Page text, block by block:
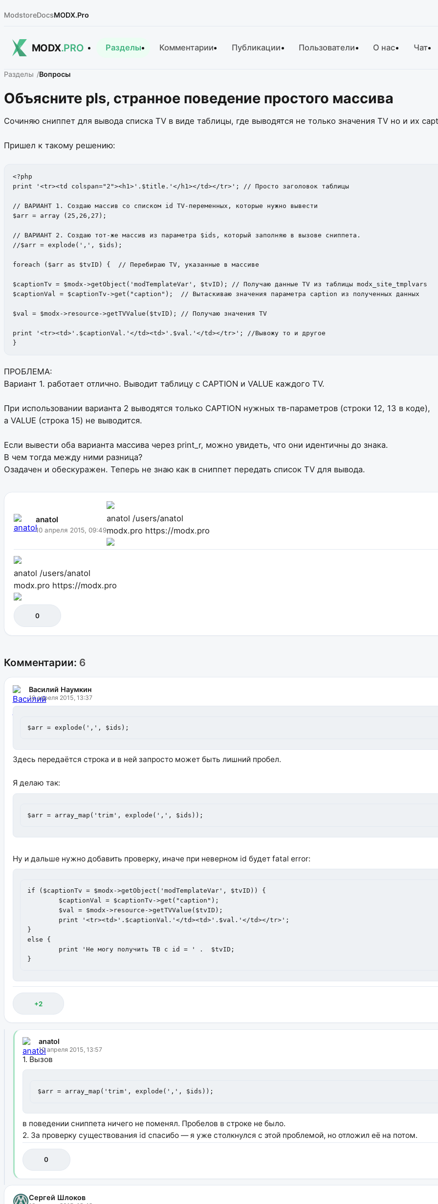
ModstoreDocsMODX.Pro
MODX.PRO Разделы Комментарии Публикации Пользователи О нас Чат
Разделы Вопросы
Объясните pls, странное поведение простого массива
Сочиняю сниппет для вывода списка TV в виде таблицы, где выводятся не только значения TV но и их
Пришел к такому решению:
<?php
print '<tr><td colspan="2"><h1>'.$title.'</h1></td></tr>'; // Просто заголовок таблицы
// ВАРИАНТ 1. Создаю массив со списком id TV-переменных, которые нужно вывести
$arr = array (25,26,27);
// ВАРИАНТ 2. Создаю тот-же массив из параметра $ids, который заполняю в вызове сниппета.
//$arr = explode(',', $ids);
foreach ($arr as $tvID) {  // Перебираю TV, указанные в массиве
$captionTv = $modx->getObject('modTemplateVar', $tvID); // Получаю данные TV из таблицы modx_site_tmplvars
$captionVal = $captionTv->get("caption");  // Вытаскиваю значения параметра caption из полученных данных
$val = $modx->resource->getTVValue($tvID); // Получаю значения TV
print '<tr><td>'.$captionVal.'</td><td>'.$val.'</td></tr>'; //Вывожу то и другое
}
ПРОБЛЕМА:
Вариант 1. работает отлично. Выводит таблицу с CAPTION и VALUE каждого TV.
При использовании варианта 2 выводятся только CAPTION нужных тв-параметров (строки 12, 13 в коде),
а VALUE (строка 15) не выводится.
Если вывести оба варианта массива через print_r, можно увидеть, что они идентичны до знака.
В чем тогда между ними разница?
Озадачен и обескуражен. Теперь не знаю как в сниппет передать список TV для вывода.
anatol
10 апреля 2015, 09:49
anatol /users/anatol
modx.pro https://modx.pro
anatol /users/anatol
modx.pro https://modx.pro
0
Комментарии: 6
Василий Наумкин
10 апреля 2015, 13:37
$arr = explode(',', $ids);
Здесь передаётся строка и в ней запросто может быть лишний пробел.
Я делаю так:
$arr = array_map('trim', explode(',', $ids));
Ну и дальше нужно добавить проверку, иначе при неверном id будет fatal error:
if ($captionTv = $modx->getObject('modTemplateVar', $tvID)) {
}
else {
}
+2
anatol
10 апреля 2015, 13:57
1. Вызов
$arr = array_map('trim', explode(',', $ids));
в поведении сниппета ничего не поменял. Пробелов в строке не было.
2. За проверку существования id спасибо — я уже столкнулся с этой проблемой, но отложил её на потом.
0
Сергей Шлоков